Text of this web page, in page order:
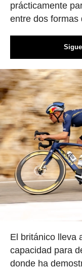
prácticamente
entre dos formas
El británico lleva
capacidad para
donde ha